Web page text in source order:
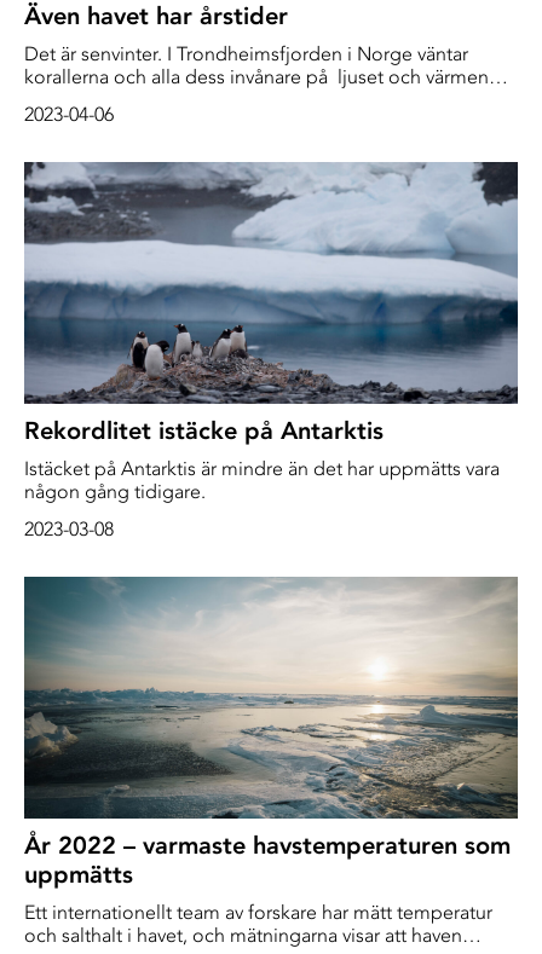
Även havet har årstider
Det är senvinter. I Trondheimsfjorden i Norge väntar
korallerna och alla dess invånare på ljuset och värmen
årstider som påverkar beteenden och tillväxt.
2023-04-06
Rekordlitet istäcke på Antarktis
Istäcket på Antarktis är mindre än det har uppmätts vara
någon gång tidigare.
2023-03-08
År 2022 – varmaste havstemperaturen som
uppmätts
Ett internationellt team av forskare har mätt temperatur
och salthalt i havet, och mätningarna visar att haven